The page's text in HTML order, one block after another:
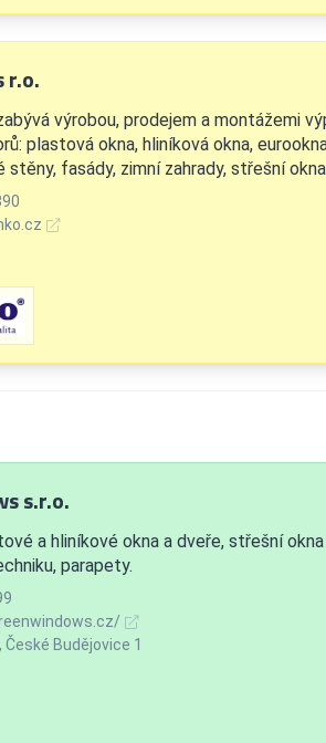
r.o.
výrobou, prodejem a montážemi
plastová okna, hliníková okna,
stěny, fasády, zimní zahrady, střešní
s.r.o.
a hliníkové okna a dveře, střešní
parapety.
Budějovice 1